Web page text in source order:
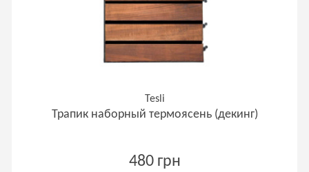
Tesli
Трапик наборный термоясень (декинг)
480 грн